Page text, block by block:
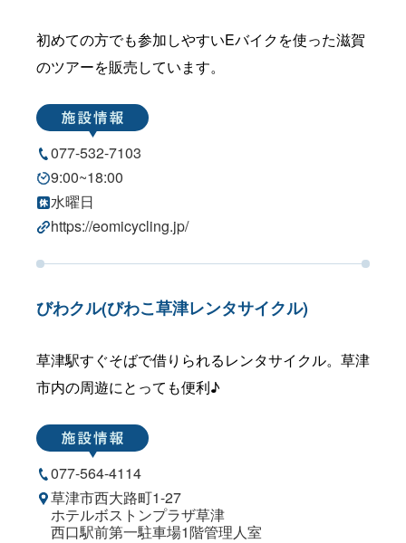
初めての方でも参加しやすいEバイクを使った滋賀
のツアーを販売しています。
077-532-7103
9:00~18:00
水曜日
https://eomicycling.jp/
びわクル(びわこ草津レンタサイクル)
草津駅すぐそばで借りられるレンタサイクル。草津
市内の周遊にとっても便利♪
077-564-4114
草津市西大路町1-27
ホテルボストンプラザ草津
西口駅前第一駐車場1階管理人室